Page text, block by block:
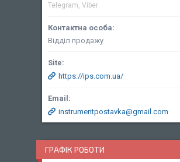
Telegram, Viber
Відділ продажу
https://ips.com.ua/
instrumentpostavka@gmail.com
ГРАФІК РОБОТИ